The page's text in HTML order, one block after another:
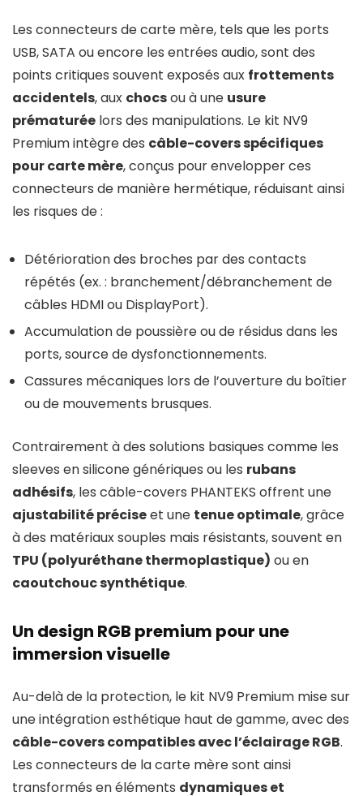
Les connecteurs de carte mère, tels que les ports
USB, SATA ou encore les entrées audio, sont des
points critiques souvent exposés aux frottements
accidentels, aux chocsou à une usure
prématurée lors des manipulations. Le kit NV9
Premium intègre des câble-covers spécifiques
pour carte mère, conçus pour envelopper ces
connecteurs de manière hermétique, réduisant ainsi
les risques de :
Détérioration des broches par des contacts
répétés (ex. : branchement/débranchement de
câbles HDMI ou DisplayPort).
Accumulation de poussière ou de résidus dans les
ports, source de dysfonctionnements.
Cassures mécaniques lors de l’ouverture du boîtier
ou de mouvements brusques.
Contrairement à des solutions basiques comme les
sleeves en silicone génériques ou les rubans
adhésifs, les câble-covers PHANTEKS offrent une
ajustabilité préciseet une tenue optimale, grâce
à des matériaux souples mais résistants, souvent en
TPU (polyuréthane thermoplastique) ou en
caoutchouc synthétique.
Un design RGB premium pour une
immersion visuelle
Au-delà de la protection, le kit NV9 Premium mise sur
une intégration esthétique haut de gamme, avec des
câble-covers compatibles avec l’éclairage RGB.
Les connecteurs de la carte mère sont ainsi
transformés en éléments dynamiques et